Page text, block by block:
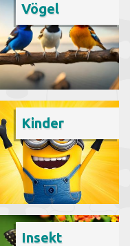
Vögel
Kinder
Insekt